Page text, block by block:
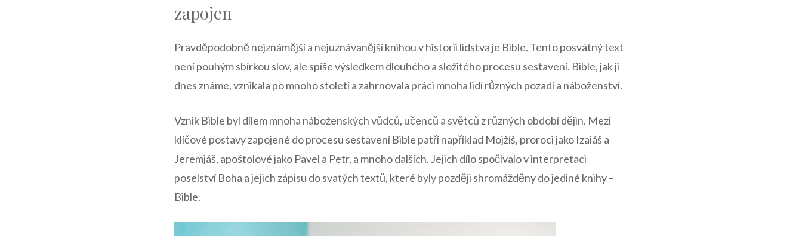
zapojen
Pravděpodobně nejznámější a nejuznávanější knihou v historii lidstva je Bible. Tento posvátný text
není pouhým sbírkou slov, ale spíše výsledkem dlouhého a složitého procesu sestavení. Bible, jak ji
dnes známe, vznikala po mnoho století a zahrnovala práci mnoha lidí různých pozadí a náboženství.
Vznik Bible byl dílem mnoha náboženských vůdců, učenců a světců z různých období dějin. Mezi
klíčové postavy zapojené do procesu sestavení Bible patří například Mojžíš, proroci jako Izaiáš a
Jeremjáš, apoštolové jako Pavel a Petr, a mnoho dalších. Jejich dílo spočívalo v interpretaci
poselství Boha a jejich zápisu do svatých textů, které byly později shromážděny do jediné knihy –
Bible.